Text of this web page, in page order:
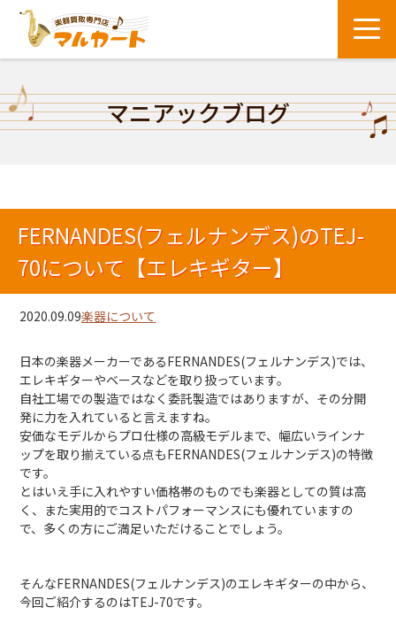
マニアックブログ
FERNANDES(フェルナンデス)のTEJ-
70について【エレキギター】
2020.09.09楽器について
日本の楽器メーカーであるFERNANDES(フェルナンデス)では、
エレキギターやベースなどを取り扱っています。
自社工場での製造ではなく委託製造ではありますが、その分開
発に力を入れていると言えますね。
安価なモデルからプロ仕様の高級モデルまで、幅広いラインナ
ップを取り揃えている点もFERNANDES(フェルナンデス)の特徴
です。
とはいえ手に入れやすい価格帯のものでも楽器としての質は高
く、また実用的でコストパフォーマンスにも優れていますの
で、多くの方にご満足いただけることでしょう。
そんなFERNANDES(フェルナンデス)のエレキギターの中から、
今回ご紹介するのはTEJ-70です。